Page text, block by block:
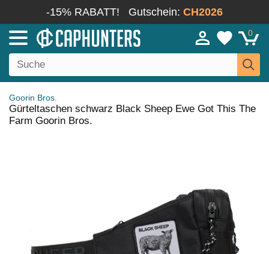
-15% RABATT! Gutschein: CH2026
0
Goorin Bros.
Gürteltaschen schwarz Black Sheep Ewe Got This The
Farm Goorin Bros.